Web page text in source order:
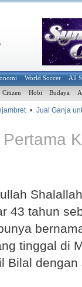
World Soccer All
Citizen Hobi Budaya
• Jual Ganja
43 tahun
tinggal di
dengan